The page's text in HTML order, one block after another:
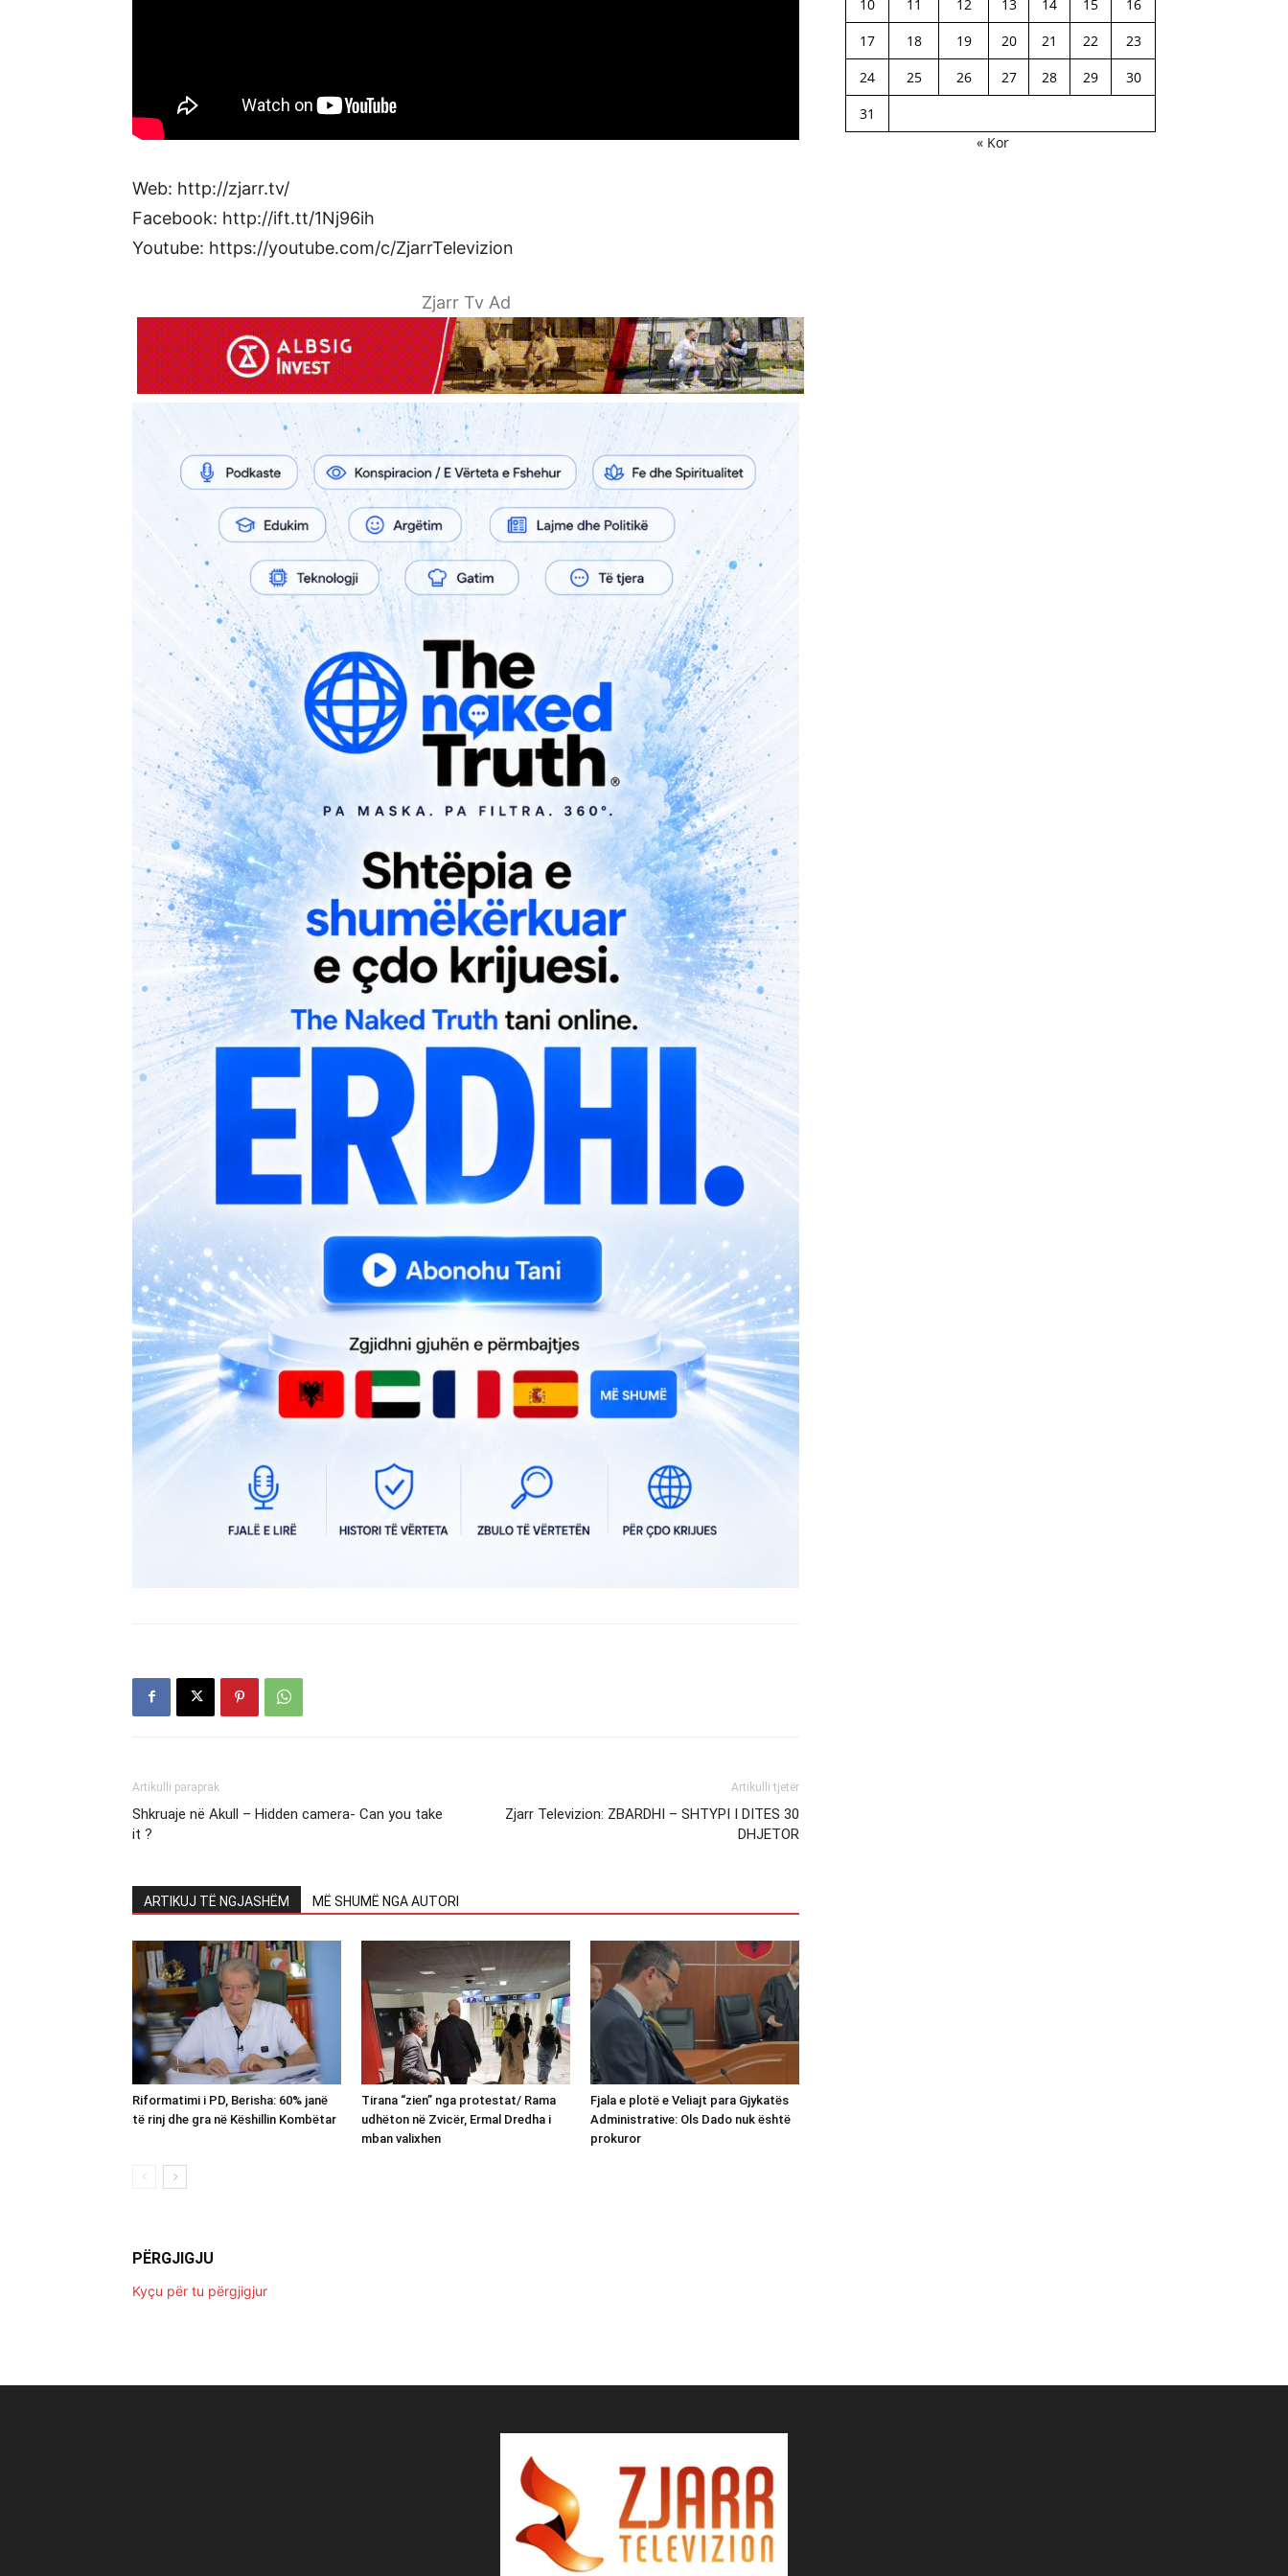
Web: http://zjarr.tv/
Facebook: http://ift.tt/1Nj96ih
Youtube: https://youtube.com/c/ZjarrTelevizion
Zjarr Tv Ad
Artikulli paraprak
Shkruaje në Akull – Hidden camera- Can you take
it ?
Artikulli tjetër
Zjarr Televizion: ZBARDHI – SHTYPI I DITES 30
DHJETOR
ARTIKUJ TË NGJASHËM MË SHUMË NGA AUTORI
Riformatimi i PD, Berisha: 60% janë
të rinj dhe gra në Këshillin Kombëtar
Tirana “zien” nga protestat/ Rama
udhëton në Zvicër, Ermal Dredha i
mban valixhen
Fjala e plotë e Veliajt para Gjykatës
Administrative: Ols Dado nuk është
prokuror
PËRGJIGJU
Kyçu për tu përgjigjur
10 11 12 13 14 15
16
17
18 19 20 21 22
23
24
25 26 27 28 29
30
31
« Kor